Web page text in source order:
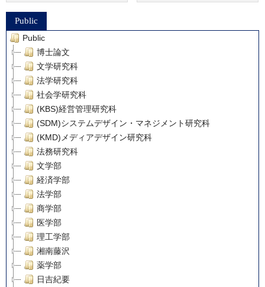
Public
Public
博士論文
文学研究科
法学研究科
社会学研究科
(KBS)経営管理研究科
(SDM)システムデザイン・マネジメント研究科
(KMD)メディアデザイン研究科
法務研究科
文学部
経済学部
法学部
商学部
医学部
理工学部
湘南藤沢
薬学部
日吉紀要